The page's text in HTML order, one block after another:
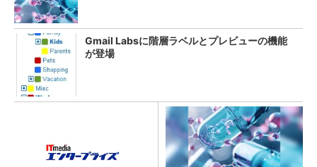
Gmail Labsに階層ラベルとプレビューの機能
が登場